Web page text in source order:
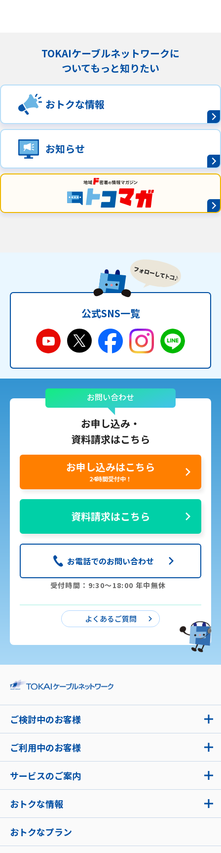
TOKAIケーブルネットワークに
ついてもっと知りたい
おトクな情報
お知らせ
公式SNS一覧
お問い合わせ
お申し込み・
資料請求はこちら
お申し込みはこちら
24時間受付中！
資料請求はこちら
お電話でのお問い合わせ
受付時間：9:30〜18:00 年中無休
よくあるご質問
ご検討中のお客様
ご利用中のお客様
サービスのご案内
おトクな情報
おトクなプラン